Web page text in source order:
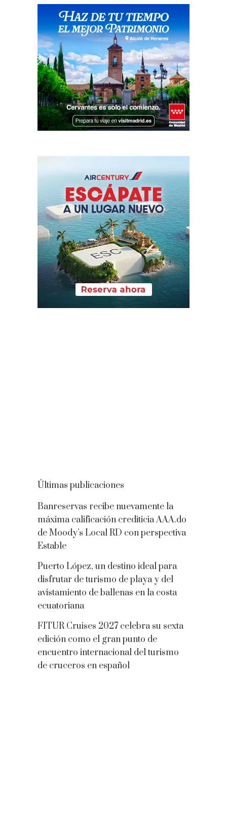
Últimas publicaciones
Banreservas recibe nuevamente la
máxima calificación crediticia AAA.do
de Moody’s Local RD con perspectiva
Estable
Puerto López, un destino ideal para
disfrutar de turismo de playa y del
avistamiento de ballenas en la costa
ecuatoriana
FITUR Cruises 2027 celebra su sexta
edición como el gran punto de
encuentro internacional del turismo
de cruceros en español